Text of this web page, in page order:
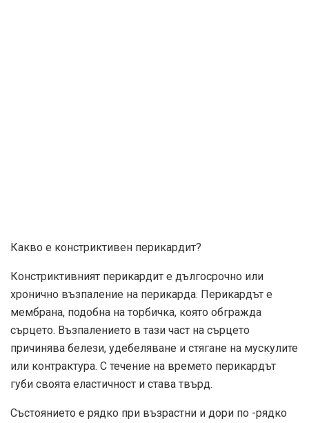
Какво е констриктивен перикардит?
Констриктивният перикардит е дългосрочно или
хронично възпаление на перикарда. Перикардът е
мембрана, подобна на торбичка, която обгражда
сърцето. Възпалението в тази част на сърцето
причинява белези, удебеляване и стягане на мускулите
или контрактура. С течение на времето перикардът
губи своята еластичност и става твърд.
Състоянието е рядко при възрастни и дори по -рядко